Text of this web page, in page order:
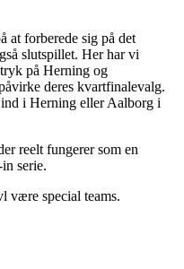
at forberede sig på det
slutspillet. Her har vi
på Herning og
deres kvartfinalevalg.
i Herning eller Aalborg i
reelt fungerer som en
serie.
være special teams.